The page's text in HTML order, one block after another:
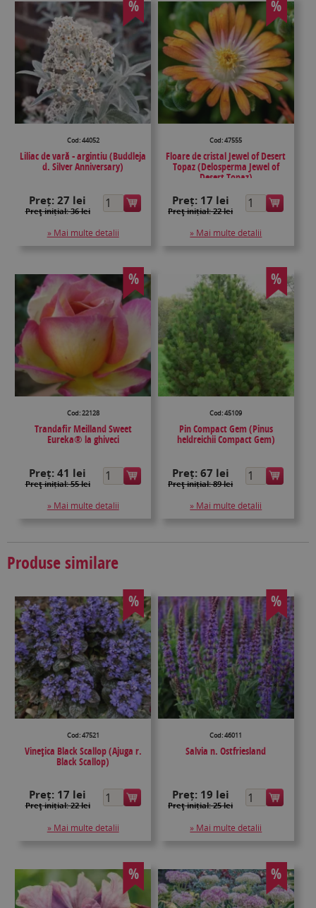
%
Cod: 44052
Liliac de vară - argintiu (Buddleja
d. Silver Anniversary)
Preț:27 lei
Preţ inițial: 36 lei
» Mai multe detalii
%
Cod: 47555
Floare de cristal Jewel of Desert
Topaz (Delosperma Jewel of
Desert Topaz)
Preț: 17 lei
Preţ inițial: 22 lei
» Mai multe detalii
%
Cod: 22128
Trandafir Meilland Sweet
Eureka® la ghiveci
Preț:41 lei
Preţ inițial: 55 lei
» Mai multe detalii
%
Cod: 45109
Pin Compact Gem (Pinus
heldreichii Compact Gem)
Preț: 67 lei
Preţ inițial: 89 lei
» Mai multe detalii
Produse similare
%
Cod: 47521
Vinețica Black Scallop (Ajuga r.
Black Scallop)
Preț: 17 lei
Preţ inițial: 22 lei
» Mai multe detalii
%
Cod: 46011
Salvia n. Ostfriesland
Preț: 19 lei
Preţ inițial: 25 lei
» Mai multe detalii
% %